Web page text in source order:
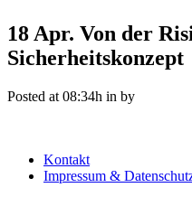
18 Apr. Von der
Sicherheitskonzept
Posted at 08:34h in by
Kontakt
Impressum &